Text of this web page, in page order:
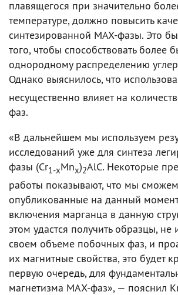
плавящегося при значительно
температуре, должно повысить
синтезированной MAX-фазы. Это
того, чтобы способствовать более
однородному распределению
Однако выяснилось, что
несущественно влияет на
фаз.
«В дальнейшем мы используем
исследований уже для синтеза
фазы (Cr1-xMnx)2AlC. Некоторые
работы показывают, что мы
опубликованные на данный
включения марганца в данную
этом удастся получить образцы,
своем объеме побочных фаз, и
их магнитные свойства, это будет
первую очередь, для
магнетизма МАХ-фаз», — пояснил